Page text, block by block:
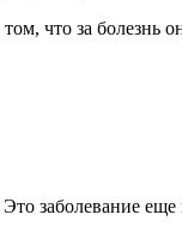
что за болезнь
заболевание